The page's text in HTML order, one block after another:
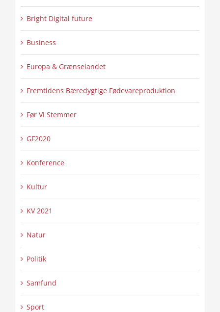
Bright Digital future
Business
Europa & Grænselandet
Fremtidens Bæredygtige Fødevareproduktion
Før Vi Stemmer
GF2020
Konference
Kultur
KV 2021
Natur
Politik
Samfund
Sport